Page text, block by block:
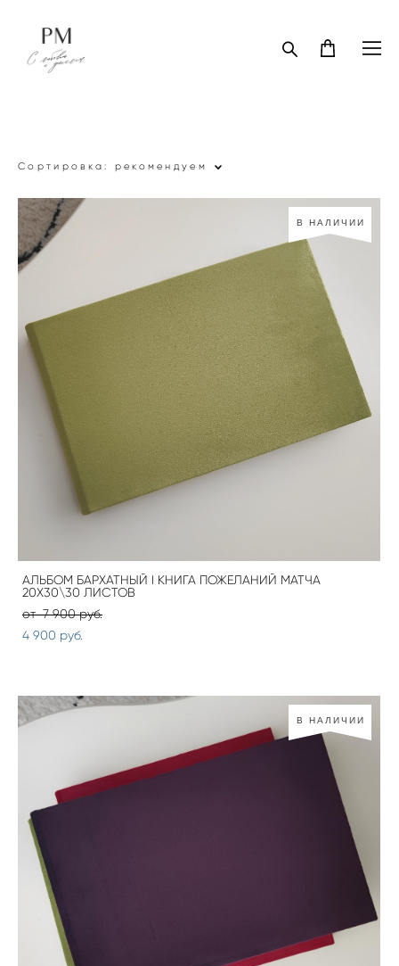
Сортировка: рекомендуем
В НАЛИЧИИ
АЛЬБОМ БАРХАТНЫЙ I КНИГА ПОЖЕЛАНИЙ МАТЧА
20Х30\30 ЛИСТОВ
от 7 900 pуб.
4 900 pуб.
В НАЛИЧИИ